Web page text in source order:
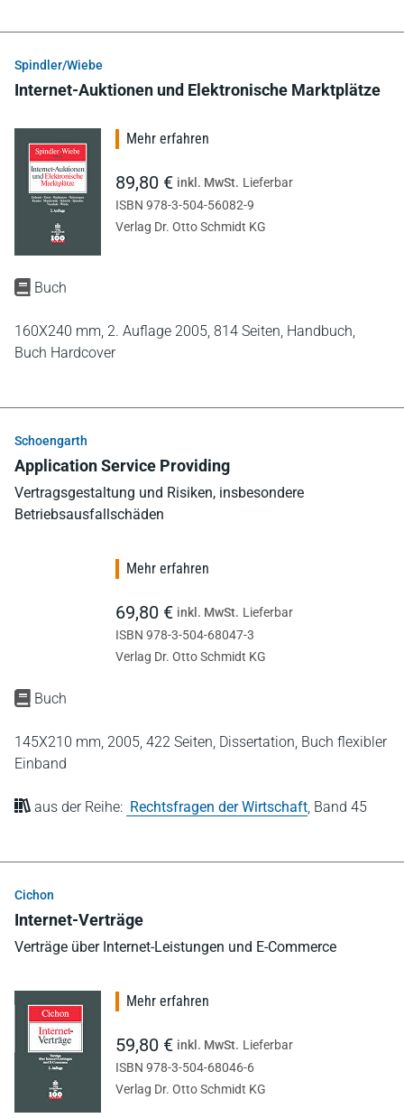
Spindler/Wiebe
Internet-Auktionen und Elektronische Marktplätze
Buch
160X240 mm, 2. Auflage 2005, 814 Seiten, Handbuch,
Buch Hardcover
Mehr erfahren
89,80 € inkl. MwSt. Lieferbar
ISBN 978-3-504-56082-9
Verlag Dr. Otto Schmidt KG
Schoengarth
Application Service Providing
Vertragsgestaltung und Risiken, insbesondere
Betriebsausfallschäden
Buch
145X210 mm, 2005, 422 Seiten, Dissertation, Buch flexibler
Einband
aus der Reihe: Rechtsfragen der Wirtschaft Band 45
Mehr erfahren
69,80 € inkl. MwSt. Lieferbar
ISBN 978-3-504-68047-3
Verlag Dr. Otto Schmidt KG
Cichon
Internet-Verträge
Verträge über Internet-Leistungen und E-Commerce
Mehr erfahren
59,80 € inkl. MwSt. Lieferbar
ISBN 978-3-504-68046-6
Verlag Dr. Otto Schmidt KG